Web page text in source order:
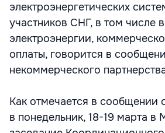
электроэнергетических
участников СНГ, в том числе
электроэнергии,
оплаты, говорится в
некоммерческого
Как отмечается в сообщении
в понедельник, 18-19 марта в